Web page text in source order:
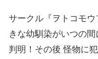
サークル『ヲトコモ
きな幼馴染がいつの
判明！その後 怪物に